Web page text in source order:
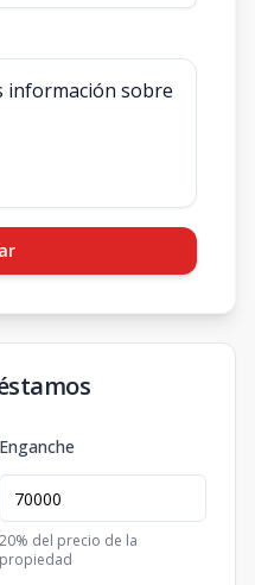
Enganche
20% del precio de la
propiedad